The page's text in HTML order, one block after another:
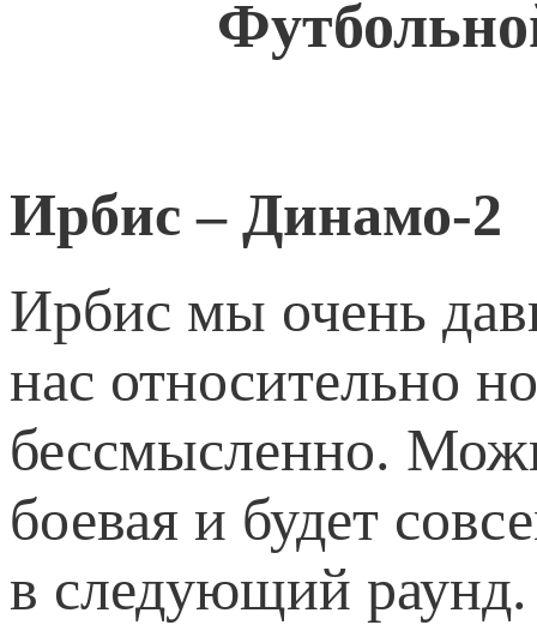
Ирбис – Динамо-2
Ирбис мы очень
нас относительно
бессмысленно.
боевая и будет
в следующий раунд.